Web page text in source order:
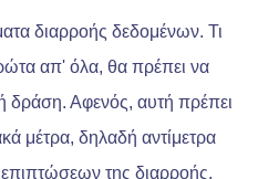
διαρροής δεδομένων. Τι
απ' όλα, θα πρέπει να
δράση. Αφενός, αυτή πρέπει
μέτρα, δηλαδή αντίμετρα
της διαρροής.